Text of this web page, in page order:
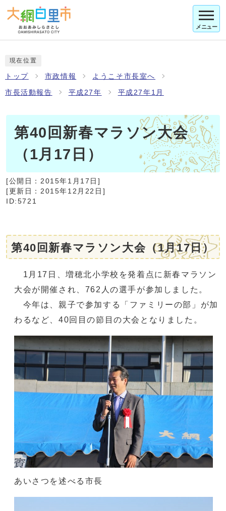
メニュー
現在位置
トップ 市政情報 ようこそ市長室へ
市長活動報告 平成27年 平成27年1月
第40回新春マラソン大会
（1月17日）
[公開日： 2015年1月17日 ]
[更新日： 2015年12月22日 ]
ID:5721
第40回新春マラソン大会（1月17日）
1月17日、増穂北小学校を発着点に新春マラソン
大会が開催され、762人の選手が参加しました。
今年は、親子で参加する「ファミリーの部」が加
わるなど、40回目の節目の大会となりました。
あいさつを述べる市長